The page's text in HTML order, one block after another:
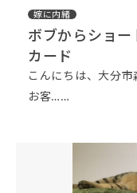
嫁に内緒
ボブからショ
カード
こんにちは、大分
お客……